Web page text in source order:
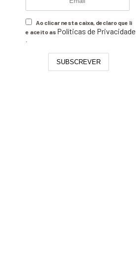
Ao clicar nesta caixa, declaro que li
e aceito as Políticas de Privacidade
.
SUBSCREVER